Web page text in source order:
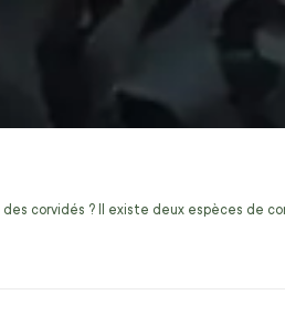
corvidés ? Il existe deux espèces de